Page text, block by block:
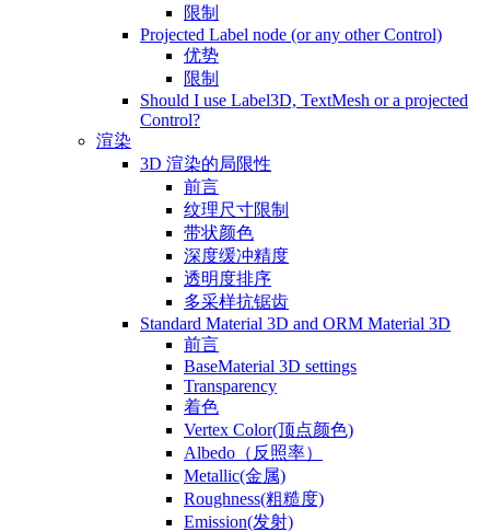
限制
Projected Label node (or any other Control)
优势
限制
Should I use Label3D, TextMesh or a projected
Control?
渲染
3D 渲染的局限性
前言
纹理尺寸限制
带状颜色
深度缓冲精度
透明度排序
多采样抗锯齿
Standard Material 3D and ORM Material 3D
前言
BaseMaterial 3D settings
Transparency
着色
Vertex Color(顶点颜色)
Albedo（反照率）
Metallic(金属)
Roughness(粗糙度)
Emission(发射)